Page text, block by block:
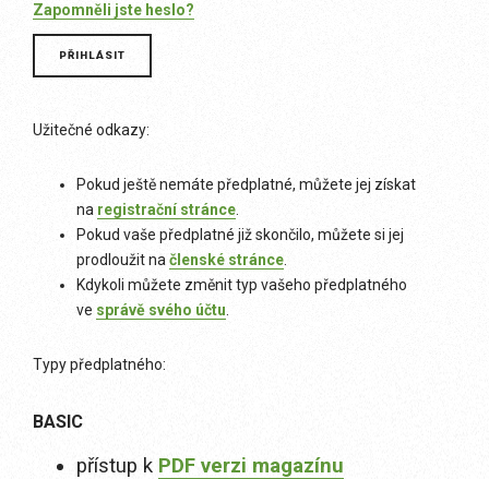
Zapomněli jste heslo?
Užitečné odkazy:
Pokud ještě nemáte předplatné, můžete jej získat
na registrační stránce
Pokud vaše předplatné již skončilo, můžete si jej
prodloužit na členské stránce
Kdykoli můžete změnit typ vašeho předplatného
ve správě svého účtu
Typy předplatného:
BASIC
přístup k PDF verzi magazínu